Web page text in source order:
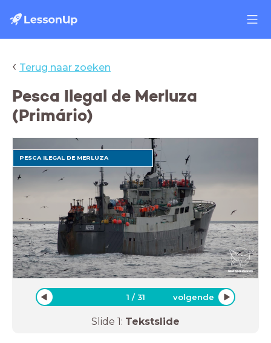
‹ Terug naar zoeken
Pesca Ilegal de Merluza
(Primário)
PESCA ILEGAL DE MERLUZA
1 /31 volgende
Slide 1: Tekstslide